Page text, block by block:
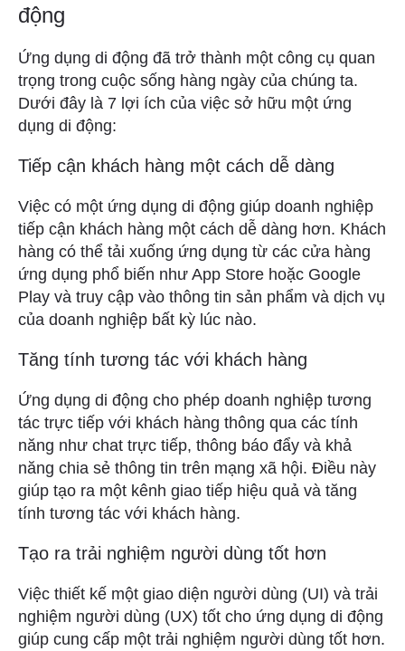
động
Ứng dụng di động đã trở thành một công cụ quan
trọng trong cuộc sống hàng ngày của chúng ta.
Dưới đây là 7 lợi ích của việc sở hữu một ứng
dụng di động:
Tiếp cận khách hàng một cách dễ dàng
Việc có một ứng dụng di động giúp doanh nghiệp
tiếp cận khách hàng một cách dễ dàng hơn. Khách
hàng có thể tải xuống ứng dụng từ các cửa hàng
ứng dụng phổ biến như App Store hoặc Google
Play và truy cập vào thông tin sản phẩm và dịch vụ
của doanh nghiệp bất kỳ lúc nào.
Tăng tính tương tác với khách hàng
Ứng dụng di động cho phép doanh nghiệp tương
tác trực tiếp với khách hàng thông qua các tính
năng như chat trực tiếp, thông báo đẩy và khả
năng chia sẻ thông tin trên mạng xã hội. Điều này
giúp tạo ra một kênh giao tiếp hiệu quả và tăng
tính tương tác với khách hàng.
Tạo ra trải nghiệm người dùng tốt hơn
Việc thiết kế một giao diện người dùng (UI) và trải
nghiệm người dùng (UX) tốt cho ứng dụng di động
giúp cung cấp một trải nghiệm người dùng tốt hơn.